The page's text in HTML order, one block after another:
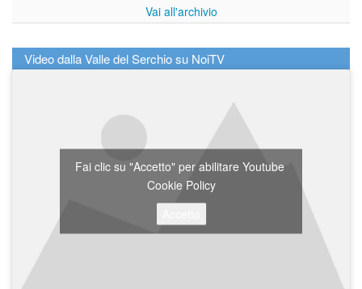
Vai all'archivio
Video dalla Valle del Serchio su NoiTV
Fai clic su "Accetto" per abilitare Youtube
Cookie Policy